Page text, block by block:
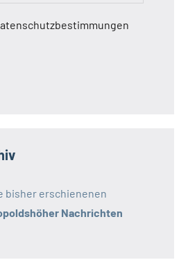
bisher erschienenen
Nachrichten